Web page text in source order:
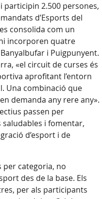
participin 2.500 persones,
d’Esports del
consolida com un
incorporen quatre
i Puigpunyent.
«el circuit de curses és
aprofitant l’entorn
Una combinació que
demanda any rere any».
passen per
saludables i fomentar,
d’esport i de
per categoria, no
des de la base. Els
per als participants